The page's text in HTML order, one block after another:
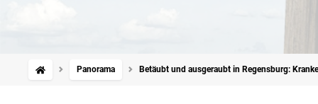
Panorama Betäubt und ausgeraubt in Regensburg: